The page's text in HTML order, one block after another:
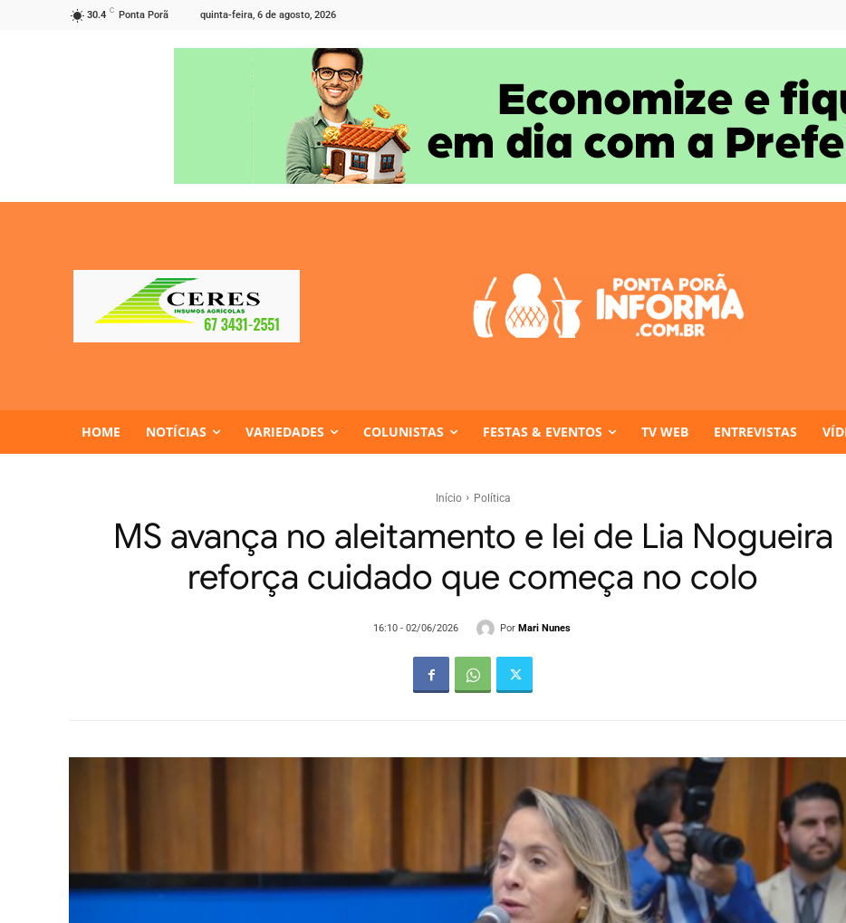
30.4 C Ponta Porã quinta-feira, 6 de agosto, 2026
HOME NOTÍCIAS VARIEDADES COLUNISTAS FESTAS & EVENTOS TV WEB ENTREVISTAS
Início Política
MS avança no aleitamento e lei de Lia Nogueira
reforça cuidado que começa no colo
16:10 - 02/06/2026 Por Mari Nunes